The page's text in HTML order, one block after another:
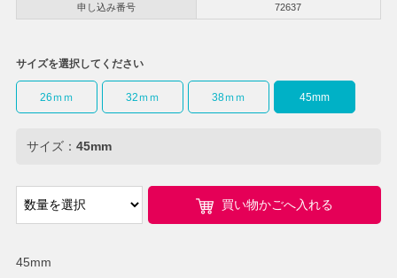
申し込み番号 72637
45mm
サイズを選択してください
26ｍｍ 32ｍｍ 38ｍｍ 45mm
サイズ： 45mm
買い物かごへ入れる